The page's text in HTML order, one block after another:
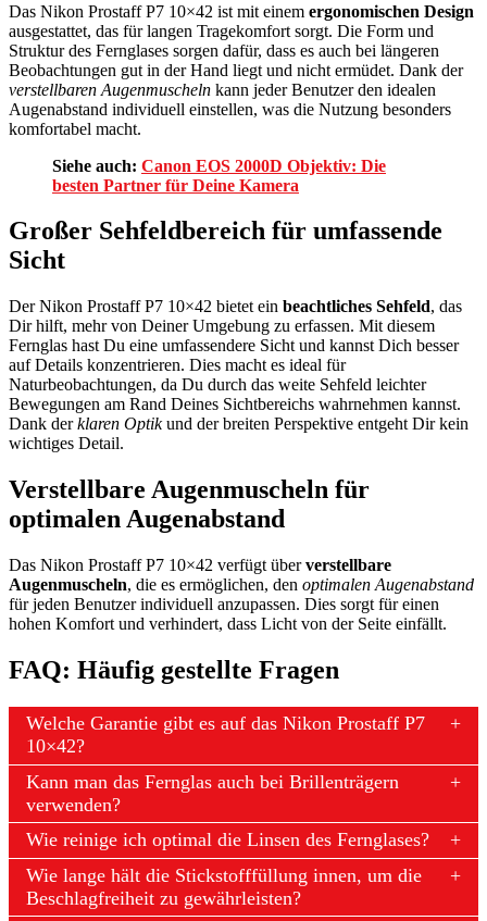
Das Nikon Prostaff P7 10×42 ist mit einem ergonomischen Design
ausgestattet, das für langen Tragekomfort sorgt. Die Form und
Struktur des Fernglases sorgen dafür, dass es auch bei längeren
Beobachtungen gut in der Hand liegt und nicht ermüdet. Dank der
verstellbaren Augenmuscheln kann jeder Benutzer den idealen
Augenabstand individuell einstellen, was die Nutzung besonders
komfortabel macht.
Siehe auch: Canon EOS 2000D Objektiv: Die
besten Partner für Deine Kamera
Großer Sehfeldbereich für umfassende
Sicht
Der Nikon Prostaff P7 10×42 bietet ein beachtliches Sehfeld, das
Dir hilft, mehr von Deiner Umgebung zu erfassen. Mit diesem
Fernglas hast Du eine umfassendere Sicht und kannst Dich besser
auf Details konzentrieren. Dies macht es ideal für
Naturbeobachtungen, da Du durch das weite Sehfeld leichter
Bewegungen am Rand Deines Sichtbereichs wahrnehmen kannst.
Dank derklaren Optikund der breiten Perspektive entgeht Dir kein
wichtiges Detail.
Verstellbare Augenmuscheln für
optimalen Augenabstand
Das Nikon Prostaff P7 10×42 verfügt überverstellbare
Augenmuscheln, die es ermöglichen, den optimalen Augenabstand
für jeden Benutzer individuell anzupassen. Dies sorgt für einen
hohen Komfort und verhindert, dass Licht von der Seite einfällt.
FAQ: Häufig gestellte Fragen
Welche Garantie gibt es auf das Nikon Prostaff P7
10×42?
Kann man das Fernglas auch bei Brillenträgern
verwenden?
Wie reinige ich optimal die Linsen des Fernglases?
Wie lange hält die Stickstofffüllung innen, um die
Beschlagfreiheit zu gewährleisten?